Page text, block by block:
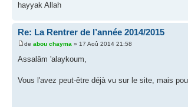
hayyak Allah
Re: La Rentrer de l’année 2014/2015
de abou chayma » 17 Aoû 2014 21:58
Assalâm 'alaykoum,
Vous l'avez peut-être déjà vu sur le site, mais